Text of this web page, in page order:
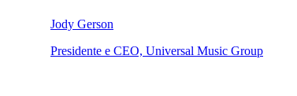
Jody Gerson
Presidente e CEO, Universal Music Group